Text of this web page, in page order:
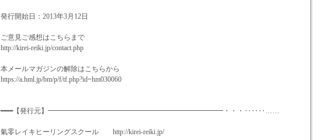
発行開始日：2013年3月12日
ご意見ご感想はこちらまで
http://kirei-reiki.jp/contact.php
本メールマガジンの解除はこちらから
https://a.hml.jp/bm/p/f/tf.php?id=hm030060
━━━【発行元】━━━━━━━━━━━━━━━━━━━━━━━━━・・・‥‥‥……
氣零レイキヒーリングスクール http://kirei-reiki.jp/